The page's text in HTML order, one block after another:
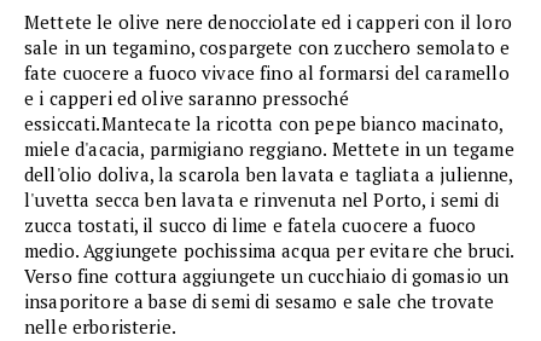
Mettete le olive nere denocciolate ed i capperi con il loro
sale in un tegamino, cospargete con zucchero semolato e
fate cuocere a fuoco vivace fino al formarsi del caramello
e i capperi ed olive saranno pressoché
essiccati.Mantecate la ricotta con pepe bianco macinato,
miele d'acacia, parmigiano reggiano. Mettete in un tegame
dell'olio doliva, la scarola ben lavata e tagliata a julienne,
l'uvetta secca ben lavata e rinvenuta nel Porto, i semi di
zucca tostati, il succo di lime e fatela cuocere a fuoco
medio. Aggiungete pochissima acqua per evitare che bruci.
Verso fine cottura aggiungete un cucchiaio di gomasio un
insaporitore a base di semi di sesamo e sale che trovate
nelle erboristerie.